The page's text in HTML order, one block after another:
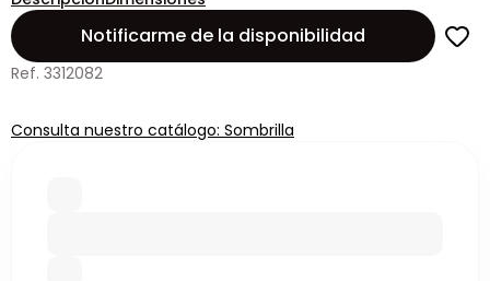
Notificarme de la disponibilidad
Ref. 3312082
Consulta nuestro catálogo: Sombrilla